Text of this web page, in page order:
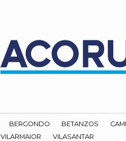
BERGONDO BETANZOS
VILARMAIOR VILASANTAR